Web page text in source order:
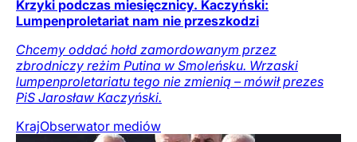
Krzyki podczas miesięcznicy. Kaczyński:
Lumpenproletariat nam nie przeszkodzi
Chcemy oddać hołd zamordowanym przez
zbrodniczy reżim Putina w Smoleńsku. Wrzaski
lumpenproletariatu tego nie zmienią – mówił prezes
PiS Jarosław Kaczyński.
KrajObserwator mediów